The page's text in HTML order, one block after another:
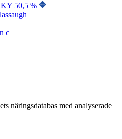
50,5 %
c
näringsdatabas med analyserade